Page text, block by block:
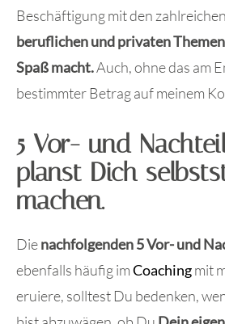
Beschäftigung mit den
beruflichen und privaten
Spaß macht.Auch, ohne das am
bestimmter Betrag auf meinem
5 Vor- und
planst Dich
machen.
Dienachfolgenden 5 Vor- und
ebenfalls häufig imCoachingmit
eruiere, solltest Du bedenken,